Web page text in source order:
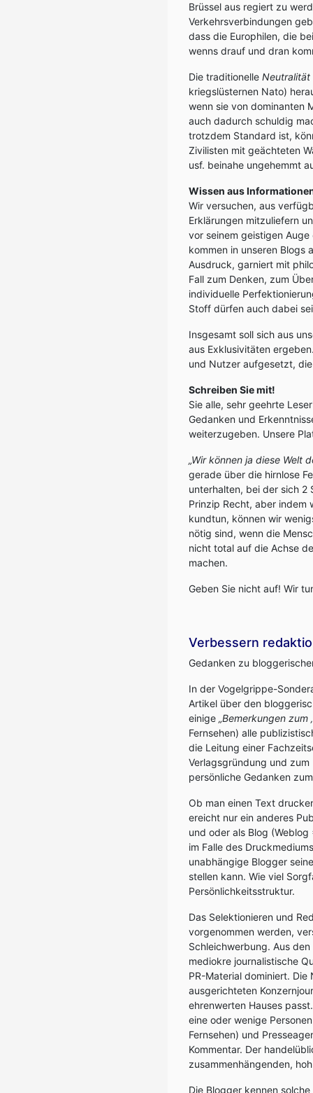
Brüssel aus regiert zu
Verkehrsverbindungen
dass die Europhilen, die
wenns drauf und dran
Die traditionelle Neutralität
kriegslüsternen Nato)
wenn sie von dominanten
auch dadurch schuldig
trotzdem Standard ist,
Zivilisten mit geächteten
usf. beinahe ungehemmt
Wissen aus
Wir versuchen, aus
Erklärungen mitzuliefern
vor seinem geistigen
kommen in unseren Blogs
Ausdruck, garniert mit
Fall zum Denken, zum
individuelle
Stoff dürfen auch dabei
Insgesamt soll sich aus
aus Exklusivitäten
und Nutzer aufgesetzt,
Schreiben Sie mit!
Sie alle, sehr geehrte
Gedanken und
weiterzugeben. Unsere
„Wir können ja diese Welt
gerade über die hirnlose
unterhalten, bei der sich 2
Prinzip Recht, aber indem
kundtun, können wir
nötig sind, wenn die
nicht total auf die Achse
machen.
Geben Sie nicht auf! Wir
Verbessern
Gedanken zu
In der Vogelgrippe-
Artikel über den
einige „Bemerkungen zum
Fernsehen) alle
die Leitung einer
Verlagsgründung und
persönliche Gedanken
Ob man einen Text
ereicht nur ein anderes
und oder als Blog
im Falle des
unabhängige Blogger
stellen kann. Wie viel
Persönlichkeitsstruktur.
Das Selektionieren und
vorgenommen werden,
Schleichwerbung. Aus
mediokre journalistische
PR-Material dominiert.
ausgerichteten
ehrenwerten Hauses
eine oder wenige
Fernsehen) und
Kommentar. Der
zusammenhängenden,
Die Blogger kennen